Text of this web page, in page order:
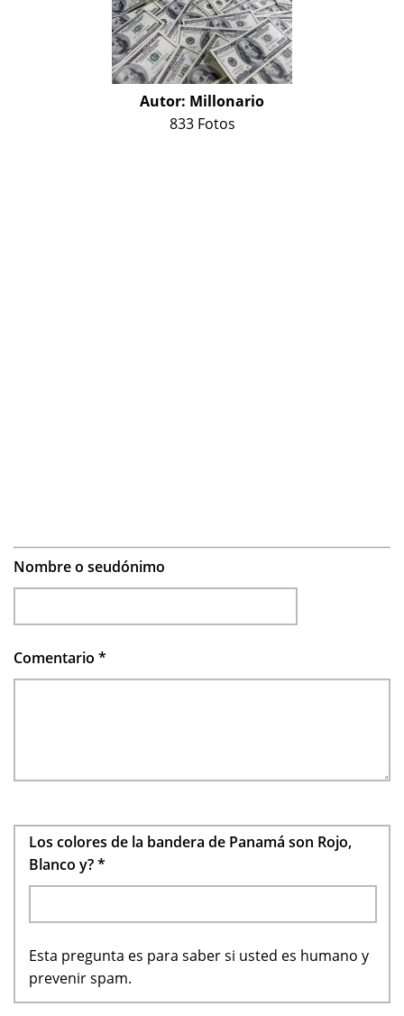
Autor: Millonario
833 Fotos
Nombre o seudónimo
Comentario *
Los colores de la bandera de Panamá son Rojo,
Blanco y?*
Esta pregunta es para saber si usted es humano y
prevenir spam.